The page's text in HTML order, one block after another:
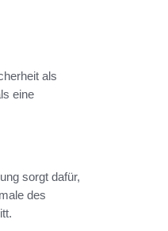
als
eine
sorgt dafür,
des